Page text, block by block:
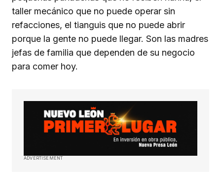
taller mecánico que no puede operar sin
refacciones, el tianguis que no puede abrir
porque la gente no puede llegar. Son las madres
jefas de familia que dependen de su negocio
para comer hoy.
ADVERTISEMENT